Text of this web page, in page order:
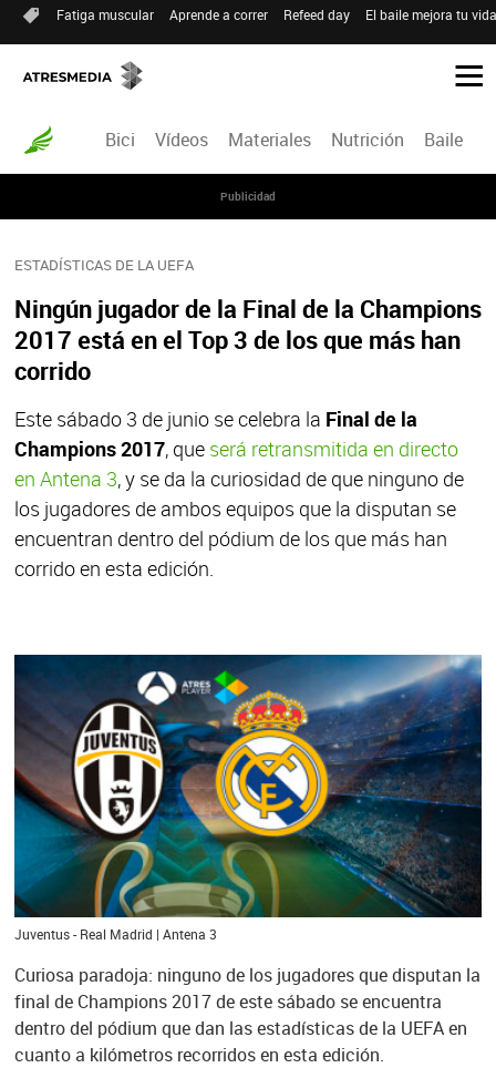
Fatiga muscular Aprende a correr Refeed day El baile mejora tu
Bici Vídeos Materiales Nutrición Baile
Publicidad
ESTADÍSTICAS DE LA UEFA
Ningún jugador de la Final de la Champions
2017 está en el Top 3 de los que más han
corrido
Este sábado 3 de junio se celebra la Final de la
Champions 2017, que será retransmitida en directo
en Antena 3, y se da la curiosidad de que ninguno de
los jugadores de ambos equipos que la disputan se
encuentran dentro del pódium de los que más han
corrido en esta edición.
Juventus - Real Madrid | Antena 3
Curiosa paradoja: ninguno de los jugadores que disputan la
final de Champions 2017 de este sábado se encuentra
dentro del pódium que dan las estadísticas de la UEFA en
cuanto a kilómetros recorridos en esta edición.